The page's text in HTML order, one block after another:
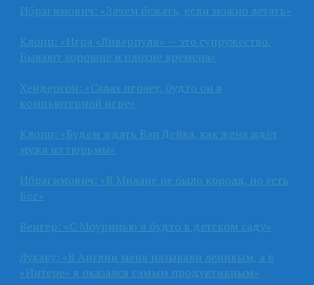
Ибрагимович: «Зачем бежать, если можно летать»
Клопп: «Игра «Ливерпуля» — это супружество.
Бывают хорошие и плохие времена»
Хендерсон: «Салах играет, будто он в
компьютерной игре»
Клопп: «Будем ждать Ван Дейка, как жена ждёт
мужа из тюрьмы»
Ибрагимович: «В Милане не было короля, но есть
Бог»
Венгер: «С Моуринью я будто в детском саду»
Лукаку: «В Англии меня называли ленивым, а в
«Интере» я оказался самым продуктивным»